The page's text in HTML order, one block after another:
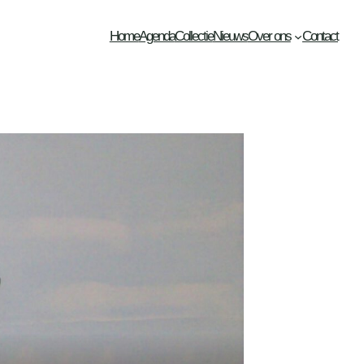
HomeAgendaCollectieNieuwsOver ons Contact